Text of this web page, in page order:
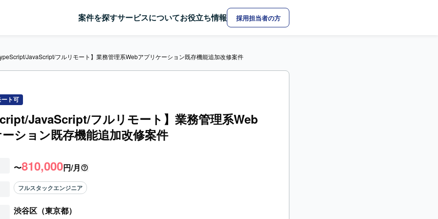
案件を探すサービスについてお役立ち情報 採用担当者の方
JavaScript/フルリモート】業務管理系Webアプリケーション既存機能追加改修案件
ト可
JavaScript/フルリモート】業務管理系Web
ション既存機能追加改修案件
〜810,000円/月
フルスタックエンジニア
渋谷区（東京都）